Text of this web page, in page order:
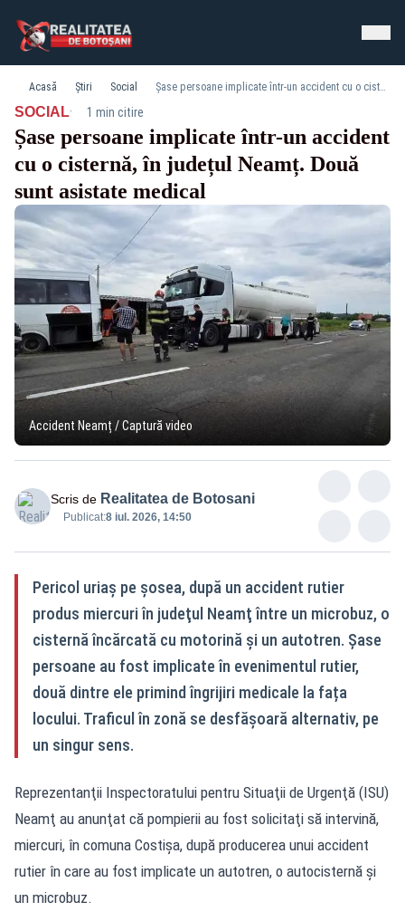
Acasă Știri Social Șase persoane implicate într-un accident cu o cisternă, în județul Neamț. Două sunt asistate medical
SOCIAL· 1 min citire
Șase persoane implicate într-un accident
cu o cisternă, în județul Neamț. Două
sunt asistate medical
Accident Neamț / Captură video
Scris de Realitatea de Botosani
Publicat:8 iul. 2026, 14:50
Pericol uriaș pe șosea, după un accident rutier
produs miercuri în judeţul Neamţ între un microbuz, o
cisternă încărcată cu motorină şi un autotren. Șase
persoane au fost implicate în evenimentul rutier,
două dintre ele primind îngrijiri medicale la fața
locului. Traficul în zonă se desfășoară alternativ, pe
un singur sens.
Reprezentanţii Inspectoratului pentru Situaţii de Urgenţă (ISU)
Neamţ au anunţat că pompierii au fost solicitaţi să intervină,
miercuri, în comuna Costişa, după producerea unui accident
rutier în care au fost implicate un autotren, o autocisternă şi
un microbuz.